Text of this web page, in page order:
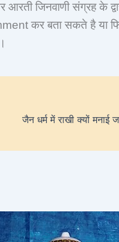
जिनवाणी संग्रह के
कर बता सकते है या